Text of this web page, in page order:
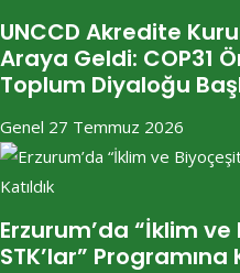
UNCCD Akredite
Araya Geldi: COP31
Toplum Diyaloğu
Genel 27 Temmuz 2026
Erzurum’da “İklim
STK’lar” Programına